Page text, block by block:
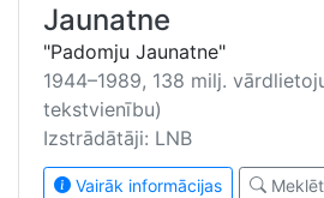
Jaunatne
"Padomju Jaunatne"
1944–1989, 138 milj.
tekstvienību)
Izstrādātāji: LNB
Vairāk informācijas